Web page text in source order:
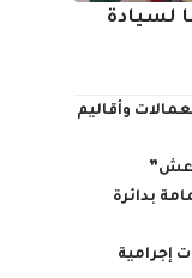
لسيادة
وأقاليم
بدائرة
الأمن تضبط 3 شبكات إجرامية